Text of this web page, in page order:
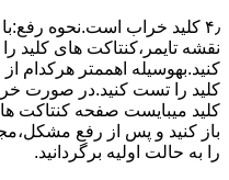
۴٫ ﮐﻠﯿﺪ ﺧﺮاب اﺳﺖ.نحوه رفع:ﺑﺎ
ﻧﻘﺸﻪ ﺗﺎﯾﻤﺮ،ﮐﻨﺘﺎﮐﺖ ﻫﺎی ﮐﻠﯿﺪ
کنید.بهوسیله اهممتر هرکدام
ﮐﻠﯿﺪ را ﺗﺴﺖ ﮐﻨﯿﺪ.در ﺻﻮرت
ﮐﻠﯿﺪ میبایست ﺻﻔﺤﻪ ﮐﻨﺘﺎﮐﺖ ﻫﺎی
باز کنید و ﭘﺲ از رﻓﻊ
را به حالت اوﻟﯿﻪ برگردانید.